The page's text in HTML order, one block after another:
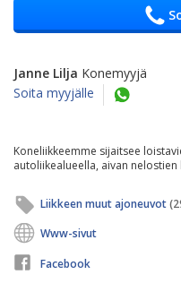
Janne Lilja Konemyyjä
Soita myyjälle
Koneliikkeemme sijaitsee
autoliikealueella, aivan nelostien
Liikkeen muut ajoneuvot
Www-sivut
Facebook